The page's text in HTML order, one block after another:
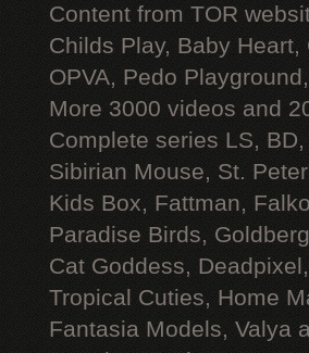
Content from TOR
Childs Play, Baby
OPVA, Pedo
More 3000 videos and
Complete series LS,
Sibirian Mouse, St.
Kids Box, Fattman,
Paradise Birds,
Cat Goddess,
Tropical Cuties, Home
Fantasia Models, Valya